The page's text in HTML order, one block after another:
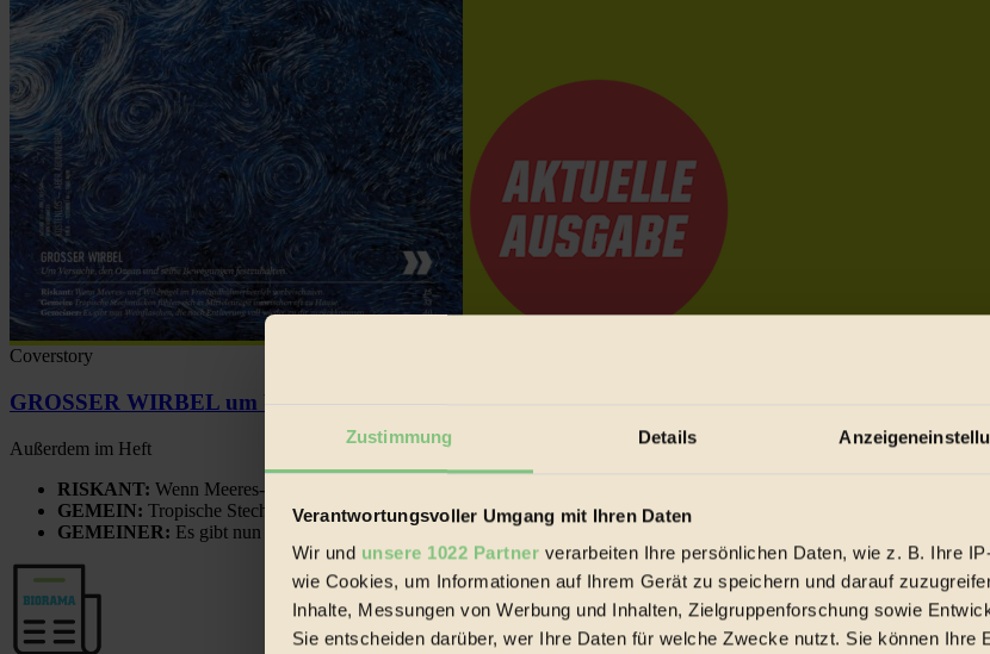
Zustimmung Details
Verantwortungsvoller Umgang mit Ihren Daten
Wir und unsere 1022 Partner verarbeiten Ihre persönlichen Daten, wie z. B. Ihre
wie Cookies, um Informationen auf Ihrem Gerät zu speichern und darauf
Inhalte, Messungen von Werbung und Inhalten, Zielgruppenforschung sowie
Sie entscheiden darüber, wer Ihre Daten für welche Zwecke nutzt. Sie können Ihre
Coverstory
GROSSER WIRBEL um Versuche, den Ozean und seine Bewegungen festzuhalten.
Außerdem im Heft
RISKANT: Wenn Meeres- und Wildvögel im Freilandhühnerbetrieb vorbeischauen.
GEMEIN: Tropische Stechmücken fühlen sich in Mitteleuropa inziwschen oft zu Hause.
GEMEINER: Es gibt nun Weinflaschen, die nach Entleerung voll wieder zu dir zurückkommen.